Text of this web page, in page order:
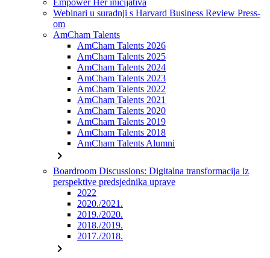
Empower Her inicijativa
Webinari u suradnji s Harvard Business Review Press-
om
AmCham Talents
AmCham Talents 2026
AmCham Talents 2025
AmCham Talents 2024
AmCham Talents 2023
AmCham Talents 2022
AmCham Talents 2021
AmCham Talents 2020
AmCham Talents 2019
AmCham Talents 2018
AmCham Talents Alumni
chevron_right
Boardroom Discussions: Digitalna transformacija iz
perspektive predsjednika uprave
2022
2020./2021.
2019./2020.
2018./2019.
2017./2018.
chevron_right